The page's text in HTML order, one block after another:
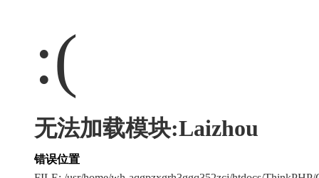
:(
无法加载模块:Laizhou
错误位置